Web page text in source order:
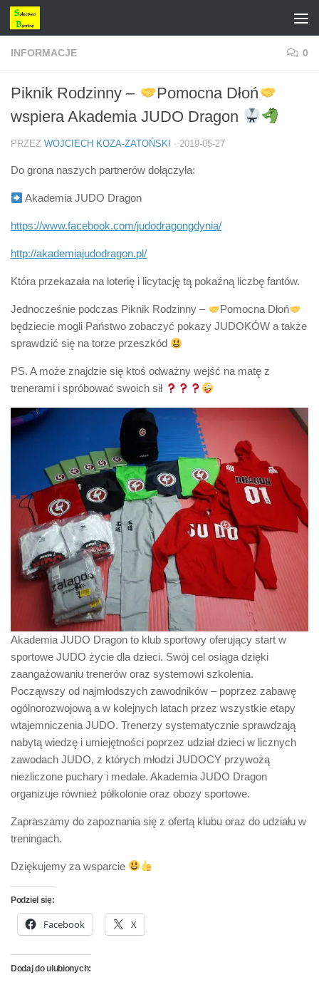
Przejdź do treści
INFORMACJE 0
Piknik Rodzinny –
Pomocna Dłoń
wspiera Akademia JUDO Dragon
PRZEZ WOJCIECH KOZA-ZATOŃSKI · 2019-05-27
Do grona naszych partnerów dołączyła:
Akademia JUDO Dragon
https://www.facebook.com/judodragongdynia/
http://akademiajudodragon.pl/
Która przekazała na loterię i licytację tą pokaźną liczbę fantów.
Jednocześnie podczas Piknik Rodzinny –
Pomocna Dłoń
będziecie mogli Państwo zobaczyć pokazy JUDOKÓW a także
sprawdzić się na torze przeszkód
PS. A może znajdzie się ktoś odważny wejść na matę z
trenerami i spróbować swoich sił
Akademia JUDO Dragon to klub sportowy oferujący start w
sportowe JUDO życie dla dzieci. Swój cel osiąga dzięki
zaangażowaniu trenerów oraz systemowi szkolenia.
Począwszy od najmłodszych zawodników – poprzez zabawę
ogólnorozwojową a w kolejnych latach przez wszystkie etapy
wtajemniczenia JUDO. Trenerzy systematycznie sprawdzają
nabytą wiedzę i umiejętności poprzez udział dzieci w licznych
zawodach JUDO, z których młodzi JUDOCY przywożą
niezliczone puchary i medale. Akademia JUDO Dragon
organizuje również półkolonie oraz obozy sportowe.
Zapraszamy do zapoznania się z ofertą klubu oraz do udziału w
treningach.
Dziękujemy za wsparcie
Podziel się:
Facebook X
Dodaj do ulubionych: